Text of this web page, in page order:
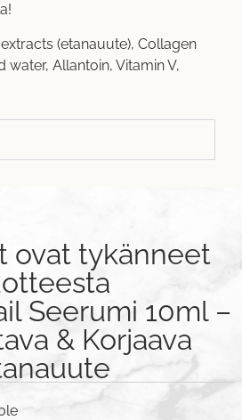
(etanauute), Collagen
water, Allantoin, Vitamin V,
ovat tykänneet
Seerumi 10ml –
& Korjaava